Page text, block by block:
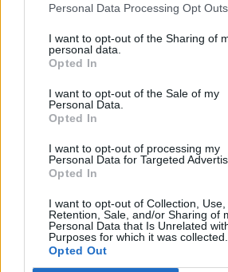
Personal Data Processing Opt Outs
I want to opt-out of the Sharing of
personal data.
Opted In
I want to opt-out of the Sale of my
Personal Data.
Opted In
I want to opt-out of processing my
Personal Data for Targeted
Opted In
I want to opt-out of Collection, Use,
Retention, Sale, and/or Sharing of
Personal Data that Is Unrelated
Purposes for which it was collected.
Opted Out
certame internacional
jovens ao mundo do